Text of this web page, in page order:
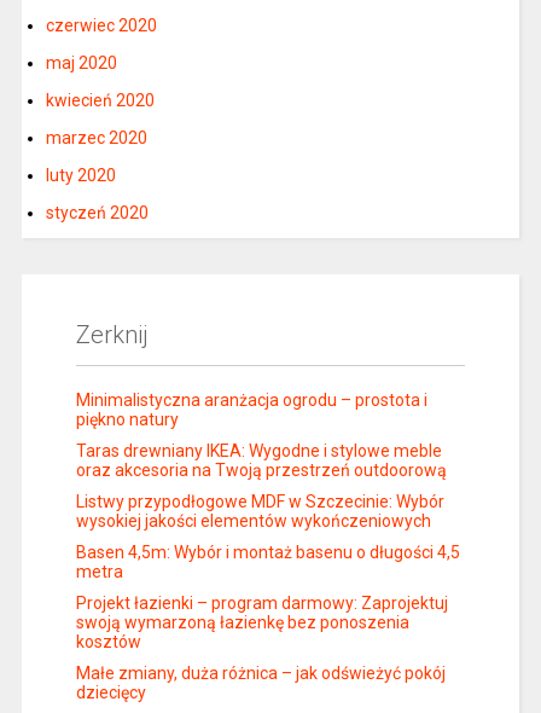
czerwiec 2020
maj 2020
kwiecień 2020
marzec 2020
luty 2020
styczeń 2020
Zerknij
Minimalistyczna aranżacja ogrodu – prostota i
piękno natury
Taras drewniany IKEA: Wygodne i stylowe meble
oraz akcesoria na Twoją przestrzeń outdoorową
Listwy przypodłogowe MDF w Szczecinie: Wybór
wysokiej jakości elementów wykończeniowych
Basen 4,5m: Wybór i montaż basenu o długości 4,5
metra
Projekt łazienki – program darmowy: Zaprojektuj
swoją wymarzoną łazienkę bez ponoszenia
kosztów
Małe zmiany, duża różnica – jak odświeżyć pokój
dziecięcy